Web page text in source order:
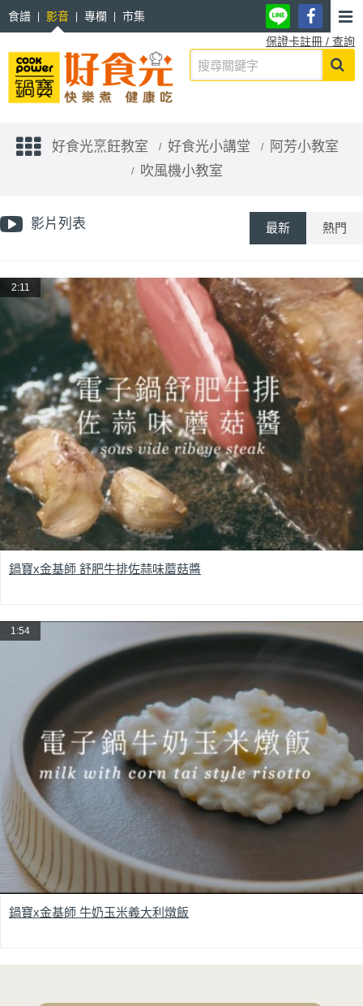
食譜 影音 專欄
市集
保證卡註冊 / 查詢
好食光烹飪教室 好食光小講堂
阿芳小教室
吹風機小教室
影片列表 最新 熱門
2:11
鍋寶x金基師 舒肥牛排佐蒜味蘑菇醬
1:54
鍋寶x金基師 牛奶玉米義大利燉飯